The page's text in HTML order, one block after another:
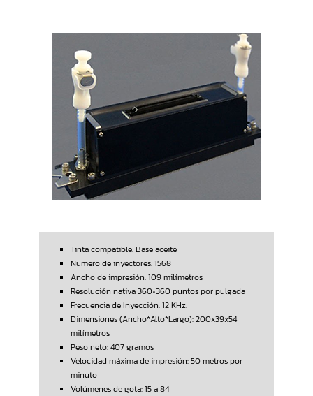
Tinta compatible: Base aceite
Numero de inyectores: 1568
Ancho de impresión: 109 milímetros
Resolución nativa 360×360 puntos por pulgada
Frecuencia de Inyección: 12 KHz.
Dimensiones (Ancho*Alto*Largo): 200x39x54
milímetros
Peso neto: 407 gramos
Velocidad máxima de impresión: 50 metros por
minuto
Volúmenes de gota: 15 a 84